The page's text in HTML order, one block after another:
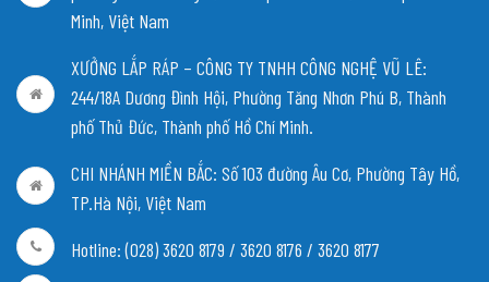
Minh, Việt Nam
XƯỞNG LẮP RÁP – CÔNG TY TNHH CÔNG NGHỆ VŨ LÊ:
244/18A Dương Đình Hội, Phường Tăng Nhơn Phú B, Thành
phố Thủ Đức, Thành phố Hồ Chí Minh.
CHI NHÁNH MIỀN BẮC: Số 103 đường Âu Cơ, Phường Tây Hồ,
TP.Hà Nội, Việt Nam
Hotline: (028) 3620 8179 / 3620 8176 / 3620 8177